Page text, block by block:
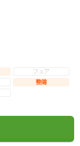
フェア
整備